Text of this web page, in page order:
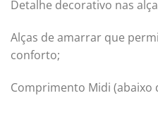
Detalhe decorativo nas
Alças de amarrar que
conforto;
Comprimento Midi (abaixo